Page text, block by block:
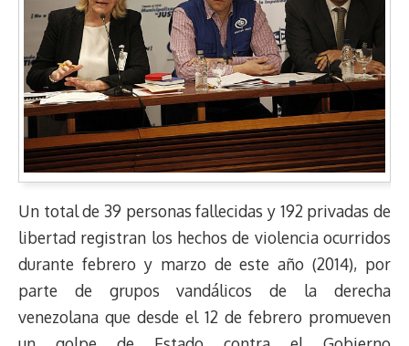
Un total de 39 personas fallecidas y 192 privadas de
libertad registran los hechos de violencia ocurridos
durante febrero y marzo de este año (2014), por
parte de grupos vandálicos de la derecha
venezolana que desde el 12 de febrero promueven